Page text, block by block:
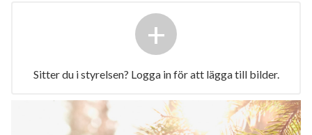
+
Sitter du i styrelsen? Logga in för att lägga till bilder.